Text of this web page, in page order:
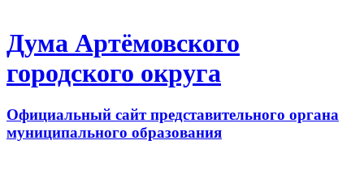
Дума Артёмовского
городского округа
Официальный сайт представительного органа
муниципального образования